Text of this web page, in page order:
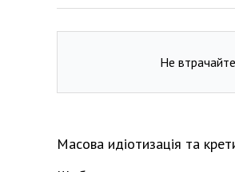
Не
Масова идіотизація та